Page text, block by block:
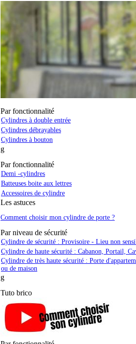
Par fonctionnalité
Cylindres à double entrée
Cylindres débrayables
Cylindres à bouton
g
Par fonctionnalité
Demi -cylindres
Batteuses boite aux lettres
Accessoires de cylindre
Les astuces
Comment choisir mon cylindre de porte ?
Par niveau de sécurité
Cylindre de sécurité : Provisoire - Lieu non
Cylindre de haute sécurité : Cabanon, Portail,
Cylindre de très haute sécurité : Porte
ou de maison
g
Tuto brico